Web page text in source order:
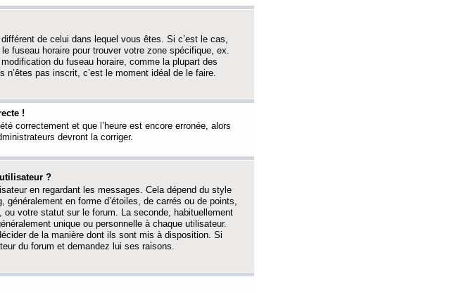
de celui dans lequel vous êtes. Si c’est le cas,
fuseau horaire pour trouver votre zone spécifique, ex.
du fuseau horaire, comme la plupart des
pas inscrit, c’est le moment idéal de le faire.
!
correctement et que l’heure est encore erronée, alors
devront la corriger.
?
en regardant les messages. Cela dépend du style
en forme d’étoiles, de carrés ou de points,
votre statut sur le forum. La seconde, habituellement
unique ou personnelle à chaque utilisateur.
de la manière dont ils sont mis à disposition. Si
du forum et demandez lui ses raisons.